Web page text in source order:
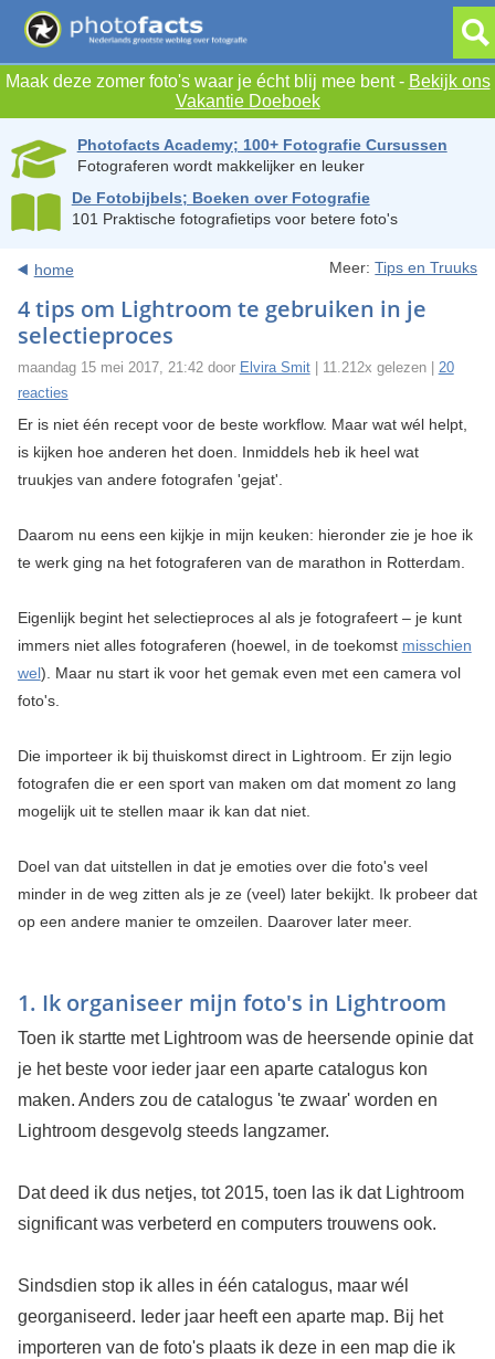
Maak deze zomer foto's waar je écht blij mee bent - Bekijk ons
Vakantie Doeboek
Photofacts Academy; 100+ Fotografie Cursussen
Fotograferen wordt makkelijker en leuker
De Fotobijbels; Boeken over Fotografie
101 Praktische fotografietips voor betere foto's
home Meer:Tips en Truuks
4 tips om Lightroom te gebruiken in je
selectieproces
maandag 15 mei 2017, 21:42 door Elvira Smit| 11.212x gelezen | 20
reacties
Er is niet één recept voor de beste workflow. Maar wat wél helpt,
is kijken hoe anderen het doen. Inmiddels heb ik heel wat
truukjes van andere fotografen 'gejat'.
Daarom nu eens een kijkje in mijn keuken: hieronder zie je hoe ik
te werk ging na het fotograferen van de marathon in Rotterdam.
Eigenlijk begint het selectieproces al als je fotografeert – je kunt
immers niet alles fotograferen (hoewel, in de toekomst misschien
wel). Maar nu start ik voor het gemak even met een camera vol
foto's.
Die importeer ik bij thuiskomst direct in Lightroom. Er zijn legio
fotografen die er een sport van maken om dat moment zo lang
mogelijk uit te stellen maar ik kan dat niet.
Doel van dat uitstellen in dat je emoties over die foto's veel
minder in de weg zitten als je ze (veel) later bekijkt. Ik probeer dat
op een andere manier te omzeilen. Daarover later meer.
1. Ik organiseer mijn foto's in Lightroom
Toen ik startte met Lightroom was de heersende opinie dat
je het beste voor ieder jaar een aparte catalogus kon
maken. Anders zou de catalogus 'te zwaar' worden en
Lightroom desgevolg steeds langzamer.
Dat deed ik dus netjes, tot 2015, toen las ik dat Lightroom
significant was verbeterd en computers trouwens ook.
Sindsdien stop ik alles in één catalogus, maar wél
georganiseerd. Ieder jaar heeft een aparte map. Bij het
importeren van de foto's plaats ik deze in een map die ik